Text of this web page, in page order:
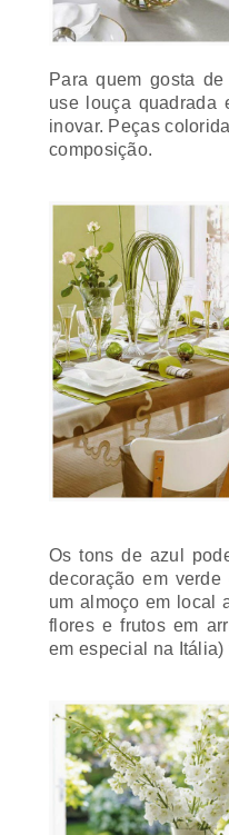
Para quem gosta
use louça quadrada
inovar. Peças
composição.
Os tons de azul
decoração em
um almoço em local
flores e frutos em
em especial na